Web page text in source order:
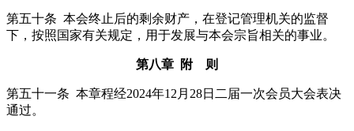
第五十条 本会终止后的剩余财产，在登记管理机关的监督
下，按照国家有关规定，用于发展与本会宗旨相关的事业。
第八章 附 则
第五十一条 本章程经2024年12月28日二届一次会员大会表决
通过。